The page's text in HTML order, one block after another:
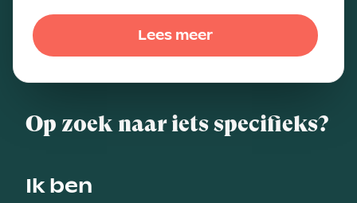
Lees meer
Op zoek naar iets specifieks?
Ik ben